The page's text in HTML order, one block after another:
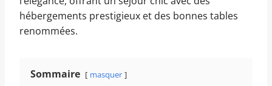
hébergements prestigieux et des bonnes tables
renommées.
Sommaire masquer